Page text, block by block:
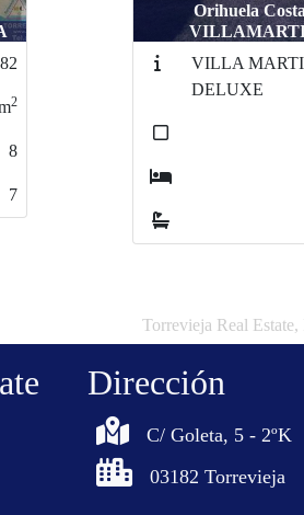
5
Pilar de la
Torrevieja Real
Dirección
C/ Goleta, 5 - 2ºK
03182 Torrevieja